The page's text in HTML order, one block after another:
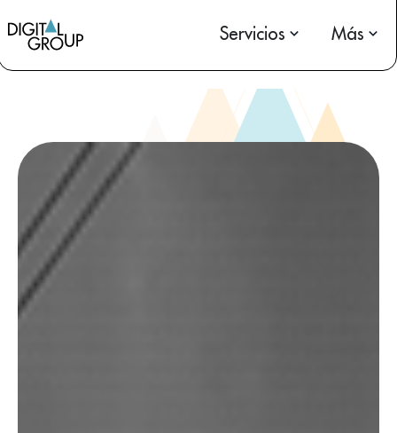
Servicios Más